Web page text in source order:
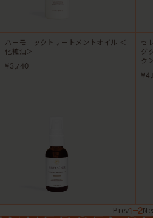
ハーモニックトリートメントオイル ＜
化粧油＞
¥3,740
セ
グ
ク＞
Prev1 2